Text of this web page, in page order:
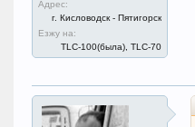
Адрес:
г. Кисловодск - Пятигорск
Езжу на:
TLC-100(была), TLC-70